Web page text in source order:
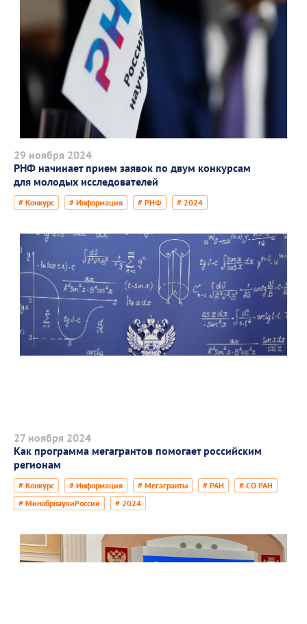
29 ноября 2024
РНФ начинает прием заявок по двум конкурсам
для молодых исследователей
# Конкурс # Информация # РНФ # 2024
27 ноября 2024
Как программа мегагрантов помогает российским
регионам
# Конкурс # Информация # Мегагранты # РАН
# СО РАН
# МинобрнаукиРоссии
# 2024